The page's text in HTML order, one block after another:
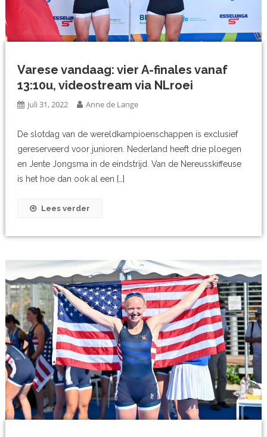
Varese vandaag: vier A-finales vanaf
13:10u, videostream via NLroei
juli 31, 2022 Anne de Lange
De slotdag van de wereldkampioenschappen is exclusief
gereserveerd voor junioren. Nederland heeft drie ploegen
en Jente Jongsma in de eindstrijd. Van de Nereusskiffeuse
is het hoe dan ook al een […]
Lees verder